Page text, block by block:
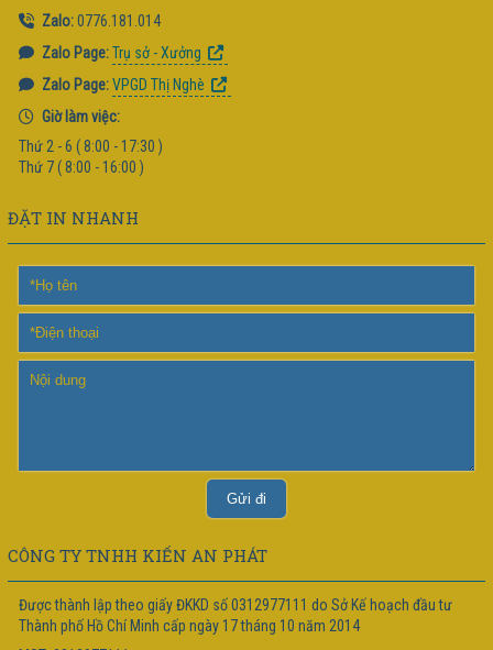
Zalo:0776.181.014
Zalo Page: Trụ sở - Xưởng
Zalo Page: VPGD Thị Nghè
Giờ làm việc:
Thứ 2 - 6 ( 8:00 - 17:30 )
Thứ 7 ( 8:00 - 16:00 )
ĐẶT IN NHANH
CÔNG TY TNHH KIẾN AN PHÁT
Được thành lập theo giấy ĐKKD số 0312977111 do Sở Kế hoạch đầu tư
Thành phố Hồ Chí Minh cấp ngày 17 tháng 10 năm 2014